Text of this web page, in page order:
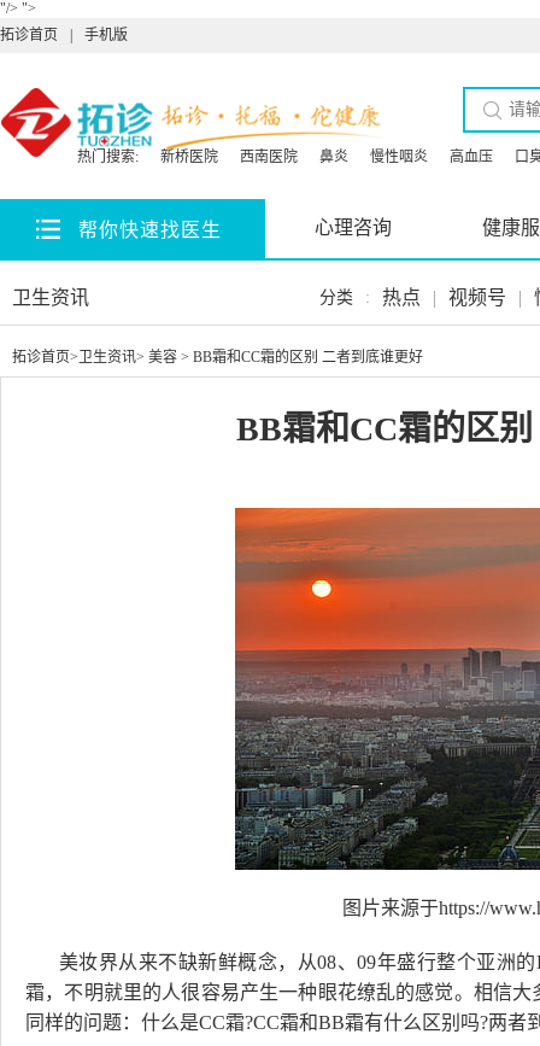
"/> ">
拓诊首页
手机版
热门搜索: 新桥医院 西南医院 鼻炎 慢性咽炎 高血压 口
帮你快速找医生 心理咨询 健康
卫生资讯 分类 : 热点 | 视频号 |
拓诊首页> 卫生资讯> 美容 > BB霜和CC霜的区别 二者到底谁更好
BB霜和CC霜的区
图片来源于https://
美妆界从来不缺新鲜概念，从08、09年盛行整个亚洲
霜，不明就里的人很容易产生一种眼花缭乱的感觉。相信
同样的问题：什么是CC霜?CC霜和BB霜有什么区别吗?两者